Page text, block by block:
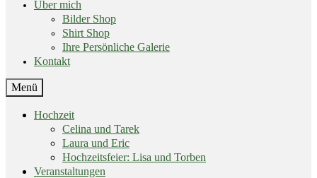
Über mich
Bilder Shop
Shirt Shop
Ihre Persönliche Galerie
Kontakt
End
of
Menü
Skip
Hochzeit
Celina und Tarek
Laura und Eric
Hochzeitsfeier: Lisa und Torben
Veranstaltungen